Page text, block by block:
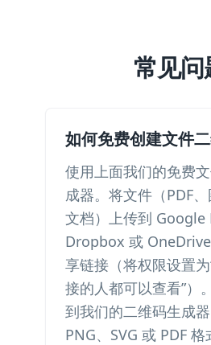
常见问
如何免费创建文件
使用上面我们的免费
成器。将文件（PDF、
文档）上传到 Google
Dropbox 或
享链接（将权限设置
接的人都可以查看”）
到我们的二维码生成
PNG、SVG 或 PDF 格